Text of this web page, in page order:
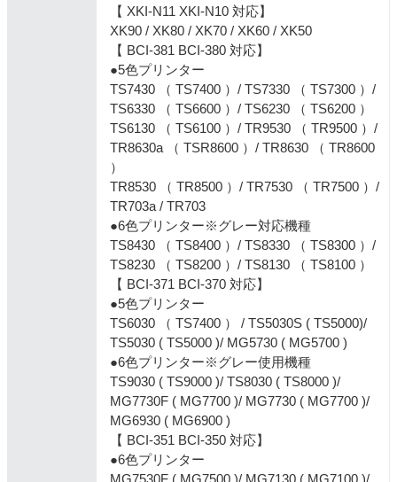
【 XKI-N11 XKI-N10 対応】
XK90 / XK80 / XK70 / XK60 / XK50
【 BCI-381 BCI-380 対応】
●5色プリンター
TS7430 （ TS7400 ）/ TS7330 （ TS7300 ）/
TS6330 （ TS6600 ）/ TS6230 （ TS6200 ）
TS6130 （ TS6100 ）/ TR9530 （ TR9500 ）/
TR8630a （ TSR8600 ）/ TR8630 （ TR8600
）
TR8530 （ TR8500 ）/ TR7530 （ TR7500 ）/
TR703a / TR703
●6色プリンター※グレー対応機種
TS8430 （ TS8400 ）/ TS8330 （ TS8300 ）/
TS8230 （ TS8200 ）/ TS8130 （ TS8100 ）
【 BCI-371 BCI-370 対応】
●5色プリンター
TS6030 （ TS7400 ） / TS5030S ( TS5000)/
TS5030 ( TS5000 )/ MG5730 ( MG5700 )
●6色プリンター※グレー使用機種
TS9030 ( TS9000 )/ TS8030 ( TS8000 )/
MG7730F ( MG7700 )/ MG7730 ( MG7700 )/
MG6930 ( MG6900 )
【 BCI-351 BCI-350 対応】
●6色プリンター
MG7530F ( MG7500 )/ MG7130 ( MG7100 )/